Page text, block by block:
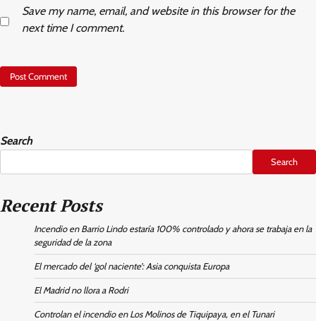
Save my name, email, and website in this browser for the
next time I comment.
Search
Search
Recent Posts
Incendio en Barrio Lindo estaría 100% controlado y ahora se trabaja en la
seguridad de la zona
El mercado del ‘gol naciente’: Asia conquista Europa
El Madrid no llora a Rodri
Controlan el incendio en Los Molinos de Tiquipaya, en el Tunari